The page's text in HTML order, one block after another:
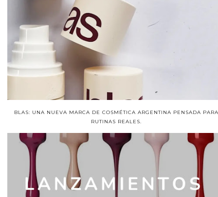
BLAS: UNA NUEVA MARCA DE COSMÉTICA ARGENTINA PENSADA PARA
RUTINAS REALES.